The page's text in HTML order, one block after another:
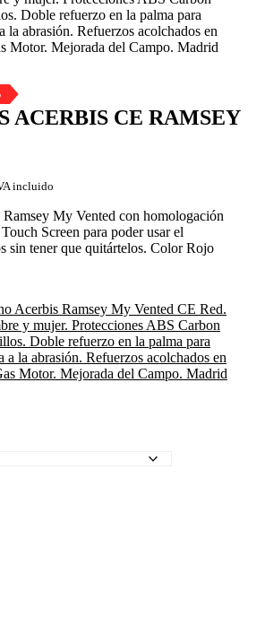
ACERBIS CE RAMSEY
incluido
Ramsey My Vented con homologación
Screen para poder usar el
sin tener que quitártelos. Color Rojo